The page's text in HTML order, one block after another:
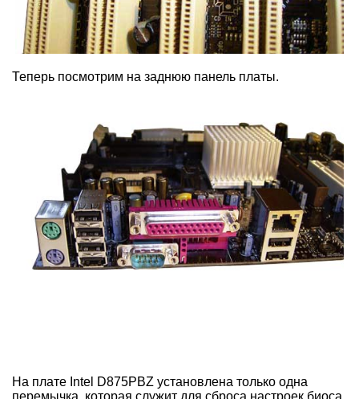
Теперь посмотрим на заднюю панель платы.
На плате Intel D875PBZ установлена только одна
перемычка, которая служит для сброса настроек биоса.